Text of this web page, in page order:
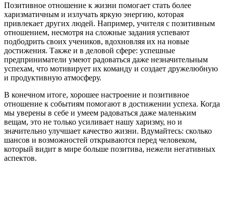
Позитивное отношение к жизни помогает стать более
харизматичным и излучать яркую энергию, которая
привлекает других людей. Например, учителя с позитивным
отношением, несмотря на сложные задания успевают
подбодрить своих учеников, вдохновляя их на новые
достижения. Также и в деловой сфере: успешные
предприниматели умеют радоваться даже незначительным
успехам, что мотивирует их команду и создает дружелюбную
и продуктивную атмосферу.
В конечном итоге, хорошее настроение и позитивное
отношение к событиям помогают в достижении успеха. Когда
мы уверены в себе и умеем радоваться даже маленьким
вещам, это не только усиливает нашу харизму, но и
значительно улучшает качество жизни. Вдумайтесь: сколько
шансов и возможностей открываются перед человеком,
который видит в мире больше позитива, нежели негативных
аспектов.